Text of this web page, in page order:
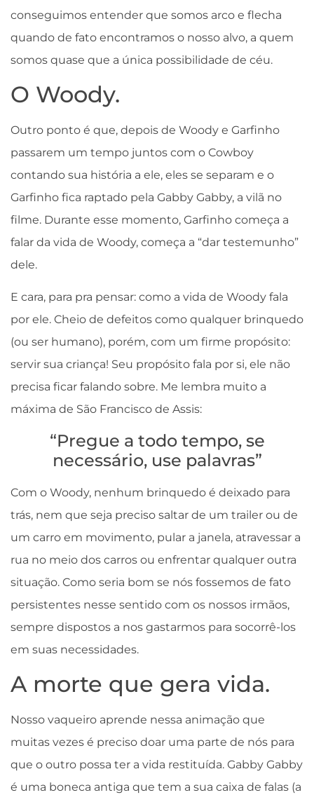
conseguimos entender que somos arco e flecha
quando de fato encontramos o nosso alvo, a quem
somos quase que a única possibilidade de céu.
O Woody.
Outro ponto é que, depois de Woody e Garfinho
passarem um tempo juntos com o Cowboy
contando sua história a ele, eles se separam e o
Garfinho fica raptado pela Gabby Gabby, a vilã no
filme. Durante esse momento, Garfinho começa a
falar da vida de Woody, começa a “dar testemunho”
dele.
E cara, para pra pensar: como a vida de Woody fala
por ele. Cheio de defeitos como qualquer brinquedo
(ou ser humano), porém, com um firme propósito:
servir sua criança! Seu propósito fala por si, ele não
precisa ficar falando sobre. Me lembra muito a
máxima de São Francisco de Assis:
“Pregue a todo tempo, se
necessário, use palavras”
Com o Woody, nenhum brinquedo é deixado para
trás, nem que seja preciso saltar de um trailer ou de
um carro em movimento, pular a janela, atravessar a
rua no meio dos carros ou enfrentar qualquer outra
situação. Como seria bom se nós fossemos de fato
persistentes nesse sentido com os nossos irmãos,
sempre dispostos a nos gastarmos para socorrê-los
em suas necessidades.
A morte que gera vida.
Nosso vaqueiro aprende nessa animação que
muitas vezes é preciso doar uma parte de nós para
que o outro possa ter a vida restituída. Gabby Gabby
é uma boneca antiga que tem a sua caixa de falas (a